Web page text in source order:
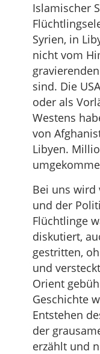
Islamischer
Syrien, in
nicht vom
sind. Die
oder als
Westens
von
Libyen.
Bei uns wird
und der
Flüchtlinge
diskutiert,
gestritten,
und
Orient
Geschichte
Entstehen
der
erzählt und